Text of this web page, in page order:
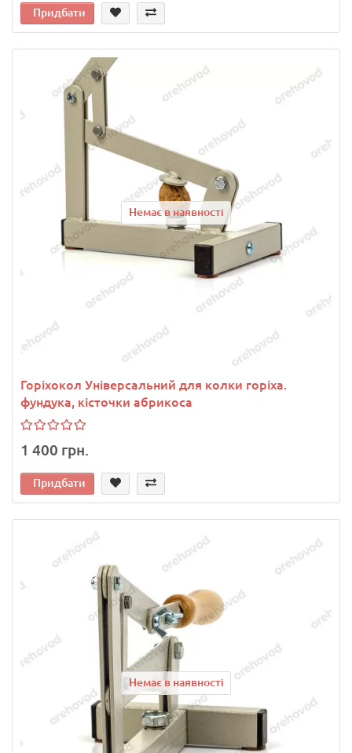
Придбати
Немає в наявності
Горіхокол Універсальний для колки горіха.
фундука, кісточки абрикоса
1 400 грн.
Придбати
Немає в наявності